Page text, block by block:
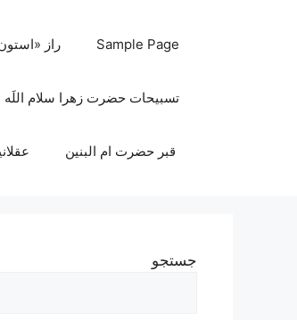
Sample Page راز
تسبیحات حضرت زهرا سلام
قبر حضرت ام البنین
جستجو